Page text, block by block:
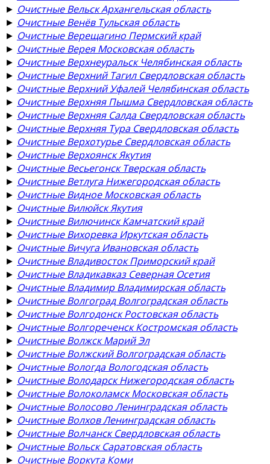
► Очистные Вельск Архангельская область
► Очистные Венёв Тульская область
► Очистные Верещагино Пермский край
► Очистные Верея Московская область
► Очистные Верхнеуральск Челябинская область
► Очистные Верхний Тагил Свердловская область
► Очистные Верхний Уфалей Челябинская область
► Очистные Верхняя Пышма Свердловская область
► Очистные Верхняя Салда Свердловская область
► Очистные Верхняя Тура Свердловская область
► Очистные Верхотурье Свердловская область
► Очистные Верхоянск Якутия
► Очистные Весьегонск Тверская область
► Очистные Ветлуга Нижегородская область
► Очистные Видное Московская область
► Очистные Вилюйск Якутия
► Очистные Вилючинск Камчатский край
► Очистные Вихоревка Иркутская область
► Очистные Вичуга Ивановская область
► Очистные Владивосток Приморский край
► Очистные Владикавказ Северная Осетия
► Очистные Владимир Владимирская область
► Очистные Волгоград Волгоградская область
► Очистные Волгодонск Ростовская область
► Очистные Волгореченск Костромская область
► Очистные Волжск Марий Эл
► Очистные Волжский Волгоградская область
► Очистные Вологда Вологодская область
► Очистные Володарск Нижегородская область
► Очистные Волоколамск Московская область
► Очистные Волосово Ленинградская область
► Очистные Волхов Ленинградская область
► Очистные Волчанск Свердловская область
► Очистные Вольск Саратовская область
► Очистные Воркута Коми